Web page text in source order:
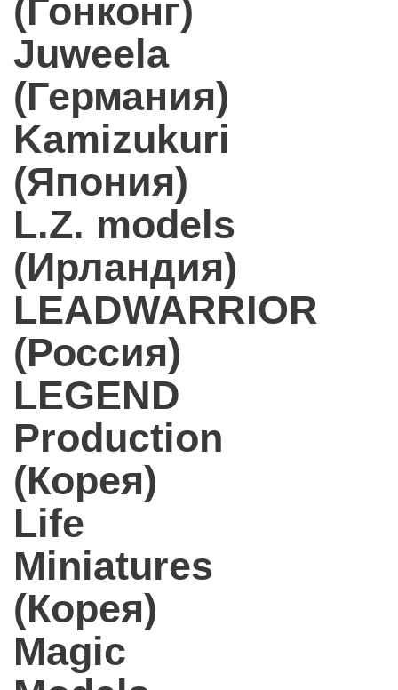
(Гонконг)
Juweela
(Германия)
Kamizukuri
(Япония)
L.Z. models
(Ирландия)
LEADWARRIOR
(Россия)
LEGEND
Production
(Корея)
Life
Miniatures
(Корея)
Magic